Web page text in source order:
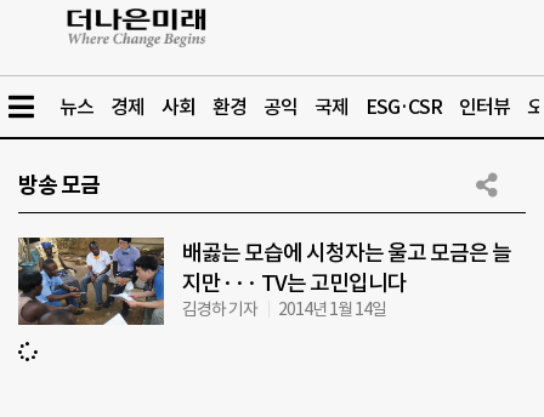
뉴스 경제 사회 환경 공익 국제 ESG·CSR 인터뷰
방송 모금
배곯는 모습에 시청자는 울고 모금은 늘
지만··· TV는 고민입니다
김경하 기자 2014년 1월 14일